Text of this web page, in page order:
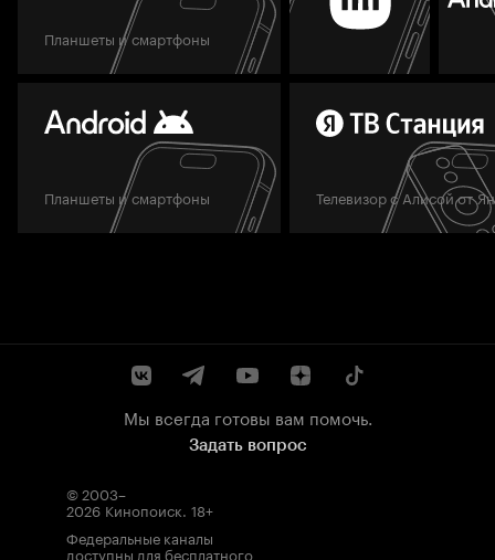
Планшеты и смартфоны
Планшеты и смартфоны Телевизор с Алисой от
Мы всегда готовы вам помочь.
Задать вопрос
© 2003–
2026 Кинопоиск 18+
Федеральные каналы
доступны для бесплатного